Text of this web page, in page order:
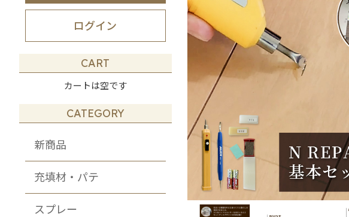
養生
その他・DIY・
メンテナンス商品
ログイン
CART
カートは空です
CATEGORY
新商品
充填材・パテ
スプレー